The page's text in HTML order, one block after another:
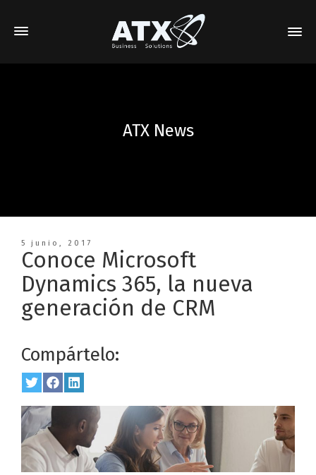
ATX News
5 junio, 2017
Conoce Microsoft
Dynamics 365, la nueva
generación de CRM
Compártelo:
Share
Twitter
Share
Facebook
Share
LinkedIn